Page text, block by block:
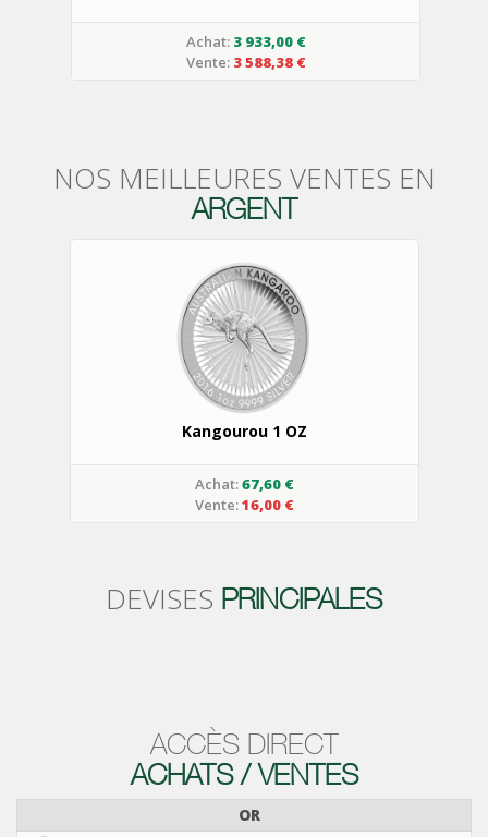
Achat: 3 933,00 €
Vente: 3 588,38 €
NOS MEILLEURES VENTES EN
ARGENT
Kangourou 1 OZ
Achat:67,60 €
Vente:16,00 €
DEVISES PRINCIPALES
ACCÈS DIRECT
ACHATS / VENTES
OR